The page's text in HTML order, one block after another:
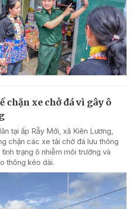
chặn xe chở đá vì gây ô
tại ấp Rẫy Mới, xã Kiên Lương,
chặn các xe tải chở đá lưu thông
trạng ô nhiễm môi trường và
thông kéo dài.